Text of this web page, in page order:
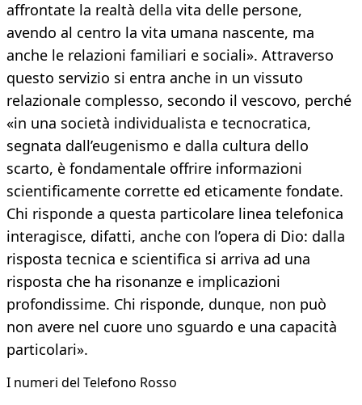
affrontate la realtà della vita delle persone,
avendo al centro la vita umana nascente, ma
anche le relazioni familiari e sociali». Attraverso
questo servizio si entra anche in un vissuto
relazionale complesso, secondo il vescovo, perché
«in una società individualista e tecnocratica,
segnata dall’eugenismo e dalla cultura dello
scarto, è fondamentale offrire informazioni
scientificamente corrette ed eticamente fondate.
Chi risponde a questa particolare linea telefonica
interagisce, difatti, anche con l’opera di Dio: dalla
risposta tecnica e scientifica si arriva ad una
risposta che ha risonanze e implicazioni
profondissime. Chi risponde, dunque, non può
non avere nel cuore uno sguardo e una capacità
particolari».
I numeri del Telefono Rosso